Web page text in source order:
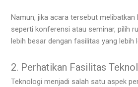
Namun, jika acara tersebut melibatkan
seperti konferensi atau seminar, pilih
lebih besar dengan fasilitas yang lebih
2. Perhatikan Fasilitas
Teknologi menjadi salah satu aspek